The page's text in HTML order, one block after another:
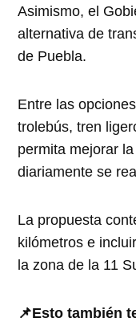
Asimismo, el
alternativa de
de Puebla.
Entre las
trolebús, tren
permita mejorar
diariamente se
La propuesta
kilómetros e
la zona de la 11
📌Esto también